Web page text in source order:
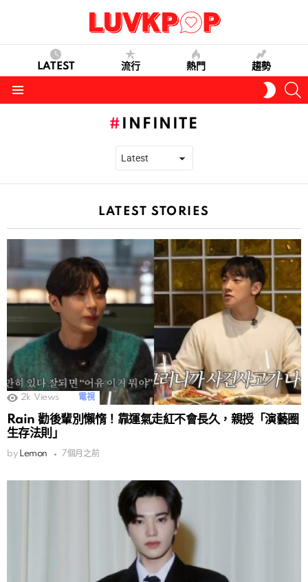
LATEST 流行 熱門 趨勢
SKIN
INFINITE
LATEST STORIES
2k Views 電視
Rain 勸後輩別懶惰！靠運氣走紅不會長久，親授「演藝圈
生存法則」
by Lemon 7個月之前